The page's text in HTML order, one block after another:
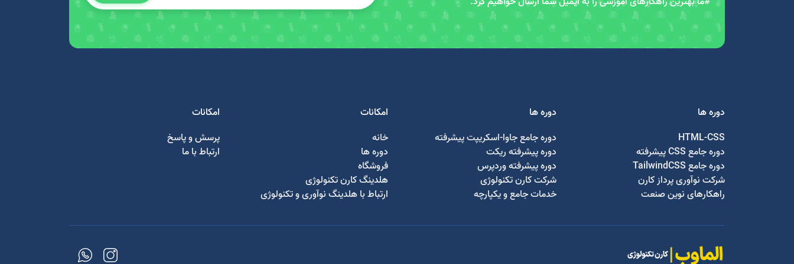
دوره ها
HTML-CSS
دوره جامع CSS پیشرفته
دوره جامع TailwindCSS
شرکت نوآوری پرداز کارن
راهکارهای نوین صنعت
دوره ها
دوره جامع جاوا-اسکریپت پیشرفته
دوره پیشرفته ریکت
دوره پیشرفته وردپرس
شرکت کارن تکنولوژی
خدمات جامع و یکپارچه
امکانات
خانه
دوره ها
فروشگاه
هلدینگ کارن تکنولوژی
ارتباط با هلدینگ نوآوری و تکنولوژی
امکانات
پرسش و پاسخ
ارتباط با ما